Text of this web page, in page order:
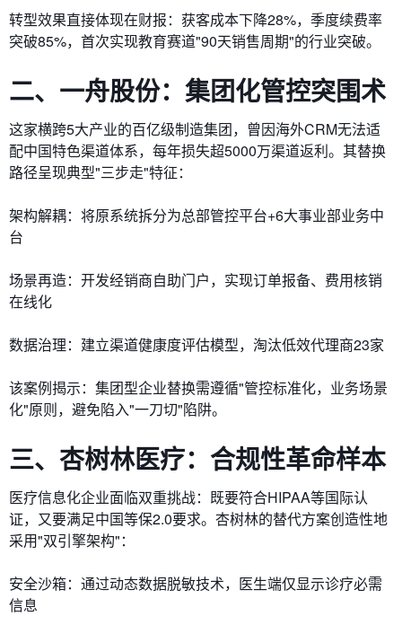
转型效果直接体现在财报：获客成本下降28%，季度续费率
突破85%，首次实现教育赛道"90天销售周期"的行业突破。
二、一舟股份：集团化管控突围术
这家横跨5大产业的百亿级制造集团，曾因海外CRM无法适
配中国特色渠道体系，每年损失超5000万渠道返利。其替换
路径呈现典型"三步走"特征：
​架构解耦：将原系统拆分为总部管控平台+6大事业部业务中
台
​场景再造：开发经销商自助门户，实现订单报备、费用核销
在线化
​数据治理：建立渠道健康度评估模型，淘汰低效代理商23家
该案例揭示：集团型企业替换需遵循"管控标准化，业务场景
化"原则，避免陷入"一刀切"陷阱。
三、杏树林医疗：合规性革命样本
医疗信息化企业面临双重挑战：既要符合HIPAA等国际认
证，又要满足中国等保2.0要求。杏树林的替代方案创造性地
采用"双引擎架构"：
​安全沙箱：通过动态数据脱敏技术，医生端仅显示诊疗必需
信息